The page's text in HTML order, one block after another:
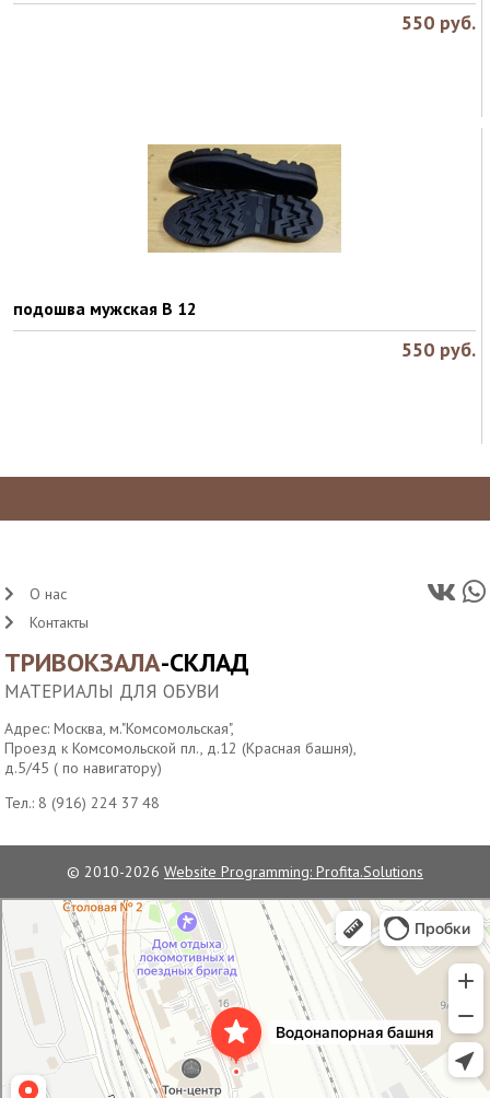
550 руб.
подошва мужская В 12
550 руб.
ТРИВОКЗАЛА-СКЛАД
МАТЕРИАЛЫ ДЛЯ ОБУВИ
Адрес: Москва, м."Комсомольская",
Проезд к Комсомольской пл., д.12 (Красная башня),
д.5/45 ( по навигатору)
Тел.: 8 (916) 224 37 48
О нас
Контакты
© 2010-2026 Website Programming: Profita.Solutions
Водонапорная башня станции Москва-Пассажирская
Достопримечательность в Москве